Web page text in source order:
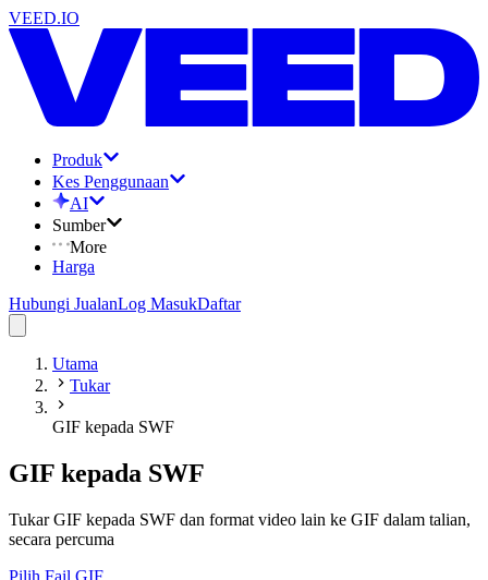
VEED.IO
Produk
Kes Penggunaan
AI
Sumber
More
Harga
Hubungi JualanLog MasukDaftar
Utama
Tukar
GIF kepada SWF
GIF kepada SWF
Tukar GIF kepada SWF dan format video lain ke GIF dalam talian,
secara percuma
Pilih Fail GIF